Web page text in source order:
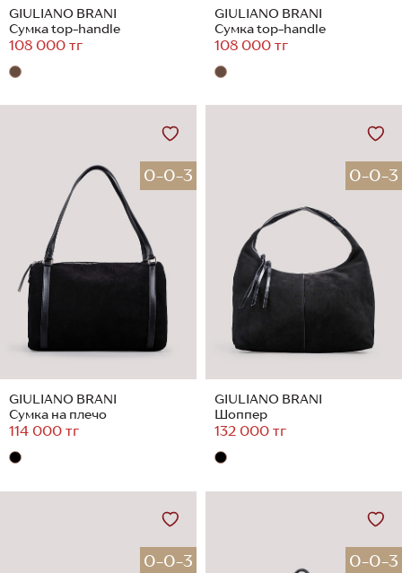
GIULIANO BRANI
Сумка top-handle
108 000 тг
GIULIANO BRANI
Сумка top-handle
108 000 тг
0-0-3
GIULIANO BRANI
Сумка на плечо
114 000 тг
0-0-3
GIULIANO BRANI
Шоппер
132 000 тг
0-0-3 0-0-3